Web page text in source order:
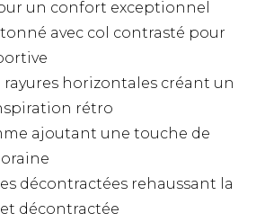
un confort exceptionnel
avec col contrasté pour
rayures horizontales créant un
rétro
ajoutant une touche de
décontractées rehaussant la
décontractée